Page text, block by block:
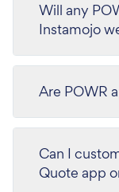
Will any
Instamojo
Are POWR
Can I
Quote app